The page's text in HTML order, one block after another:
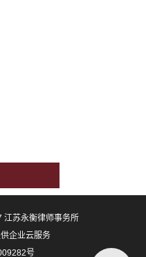
苏永衡律师事务所
企业云服务
号